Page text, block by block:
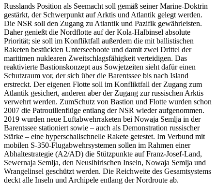
Russlands Position als Seemacht soll gemäß seiner Marine-Doktrin
gestärkt, der Schwerpunkt auf Arktis und Atlantik gelegt werden.
Die NSR soll den Zugang zu Atlantik und Pazifik gewährleisten.
Daher genießt die Nordflotte auf der Kola-Halbinsel absolute
Priorität; sie soll im Konfliktfall außerdem die mit ballistischen
Raketen bestückten Unterseeboote und damit zwei Drittel der
maritimen nuklearen Zweitschlagsfähigkeit verteidigen. Das
reaktivierte Bastions­konzept aus Sowjetzeiten sieht dafür einen
Schutzraum vor, der sich über die Barentssee bis nach Island
erstreckt. Der eigenen Flotte soll im Konfliktfall der Zugang zum
Atlantik gesichert, anderen aber der Zugang zur russischen Arktis
verwehrt werden. ZumSchutz von Bastion und Flotte wurden schon
2007 die Patrouillenflüge entlang der NSR wieder aufgenommen.
2019 wurden neue Luftabwehrraketen bei Nowaja Semlja in der
Barentssee stationiert sowie – auch als Demonstration russischer
Stärke – eine hyperschallschnelle Rakete getestet. Im Verbund mit
mobilen S‑350-Flugabwehr­systemen sollen im Rahmen einer
Abhalte­strategie (A2/AD) die Stützpunkte auf Franz-Josef-Land,
Sewernaja Semlja, den Neu­sibirischen Inseln, Nowaja Semlja und
Wrangelinsel geschützt werden. Die Reich­weite des Gesamtsystems
deckt alle Inseln und Archipele entlang der Nordroute ab.